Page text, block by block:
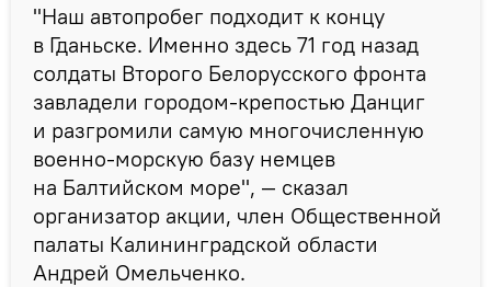
"Наш автопробег подходит к концу
в Гданьске. Именно здесь 71 год назад
солдаты Второго Белорусского фронта
завладели городом-крепостью Данциг
и разгромили самую многочисленную
военно-морскую базу немцев
на Балтийском море", — сказал
организатор акции, член Общественной
палаты Калининградской области
Андрей Омельченко.